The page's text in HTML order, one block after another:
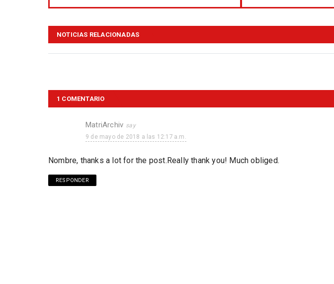
NOTICIAS RELACIONADAS
1 COMENTARIO
MatriArchiv
9 de mayo de 2018 a las 12:17 a.m.
Nombre, thanks a lot for the post.Really thank you! Much obliged.
RESPONDER